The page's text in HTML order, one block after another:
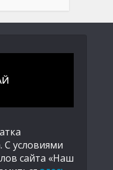
С условиями
сайта «Наш